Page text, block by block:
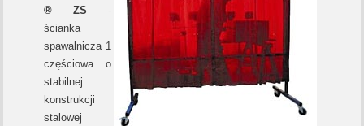
® ZS -
ścianka
spawalnicza 1
częściowa o
stabilnej
konstrukcji
stalowej